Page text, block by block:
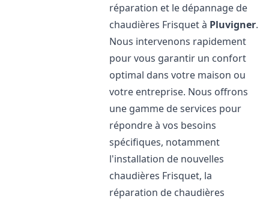
réparation et le dépannage de
chaudières Frisquet à Pluvigner.
Nous intervenons rapidement
pour vous garantir un confort
optimal dans votre maison ou
votre entreprise. Nous offrons
une gamme de services pour
répondre à vos besoins
spécifiques, notamment
l'installation de nouvelles
chaudières Frisquet, la
réparation de chaudières